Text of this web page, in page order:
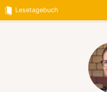
Lesetagebuch